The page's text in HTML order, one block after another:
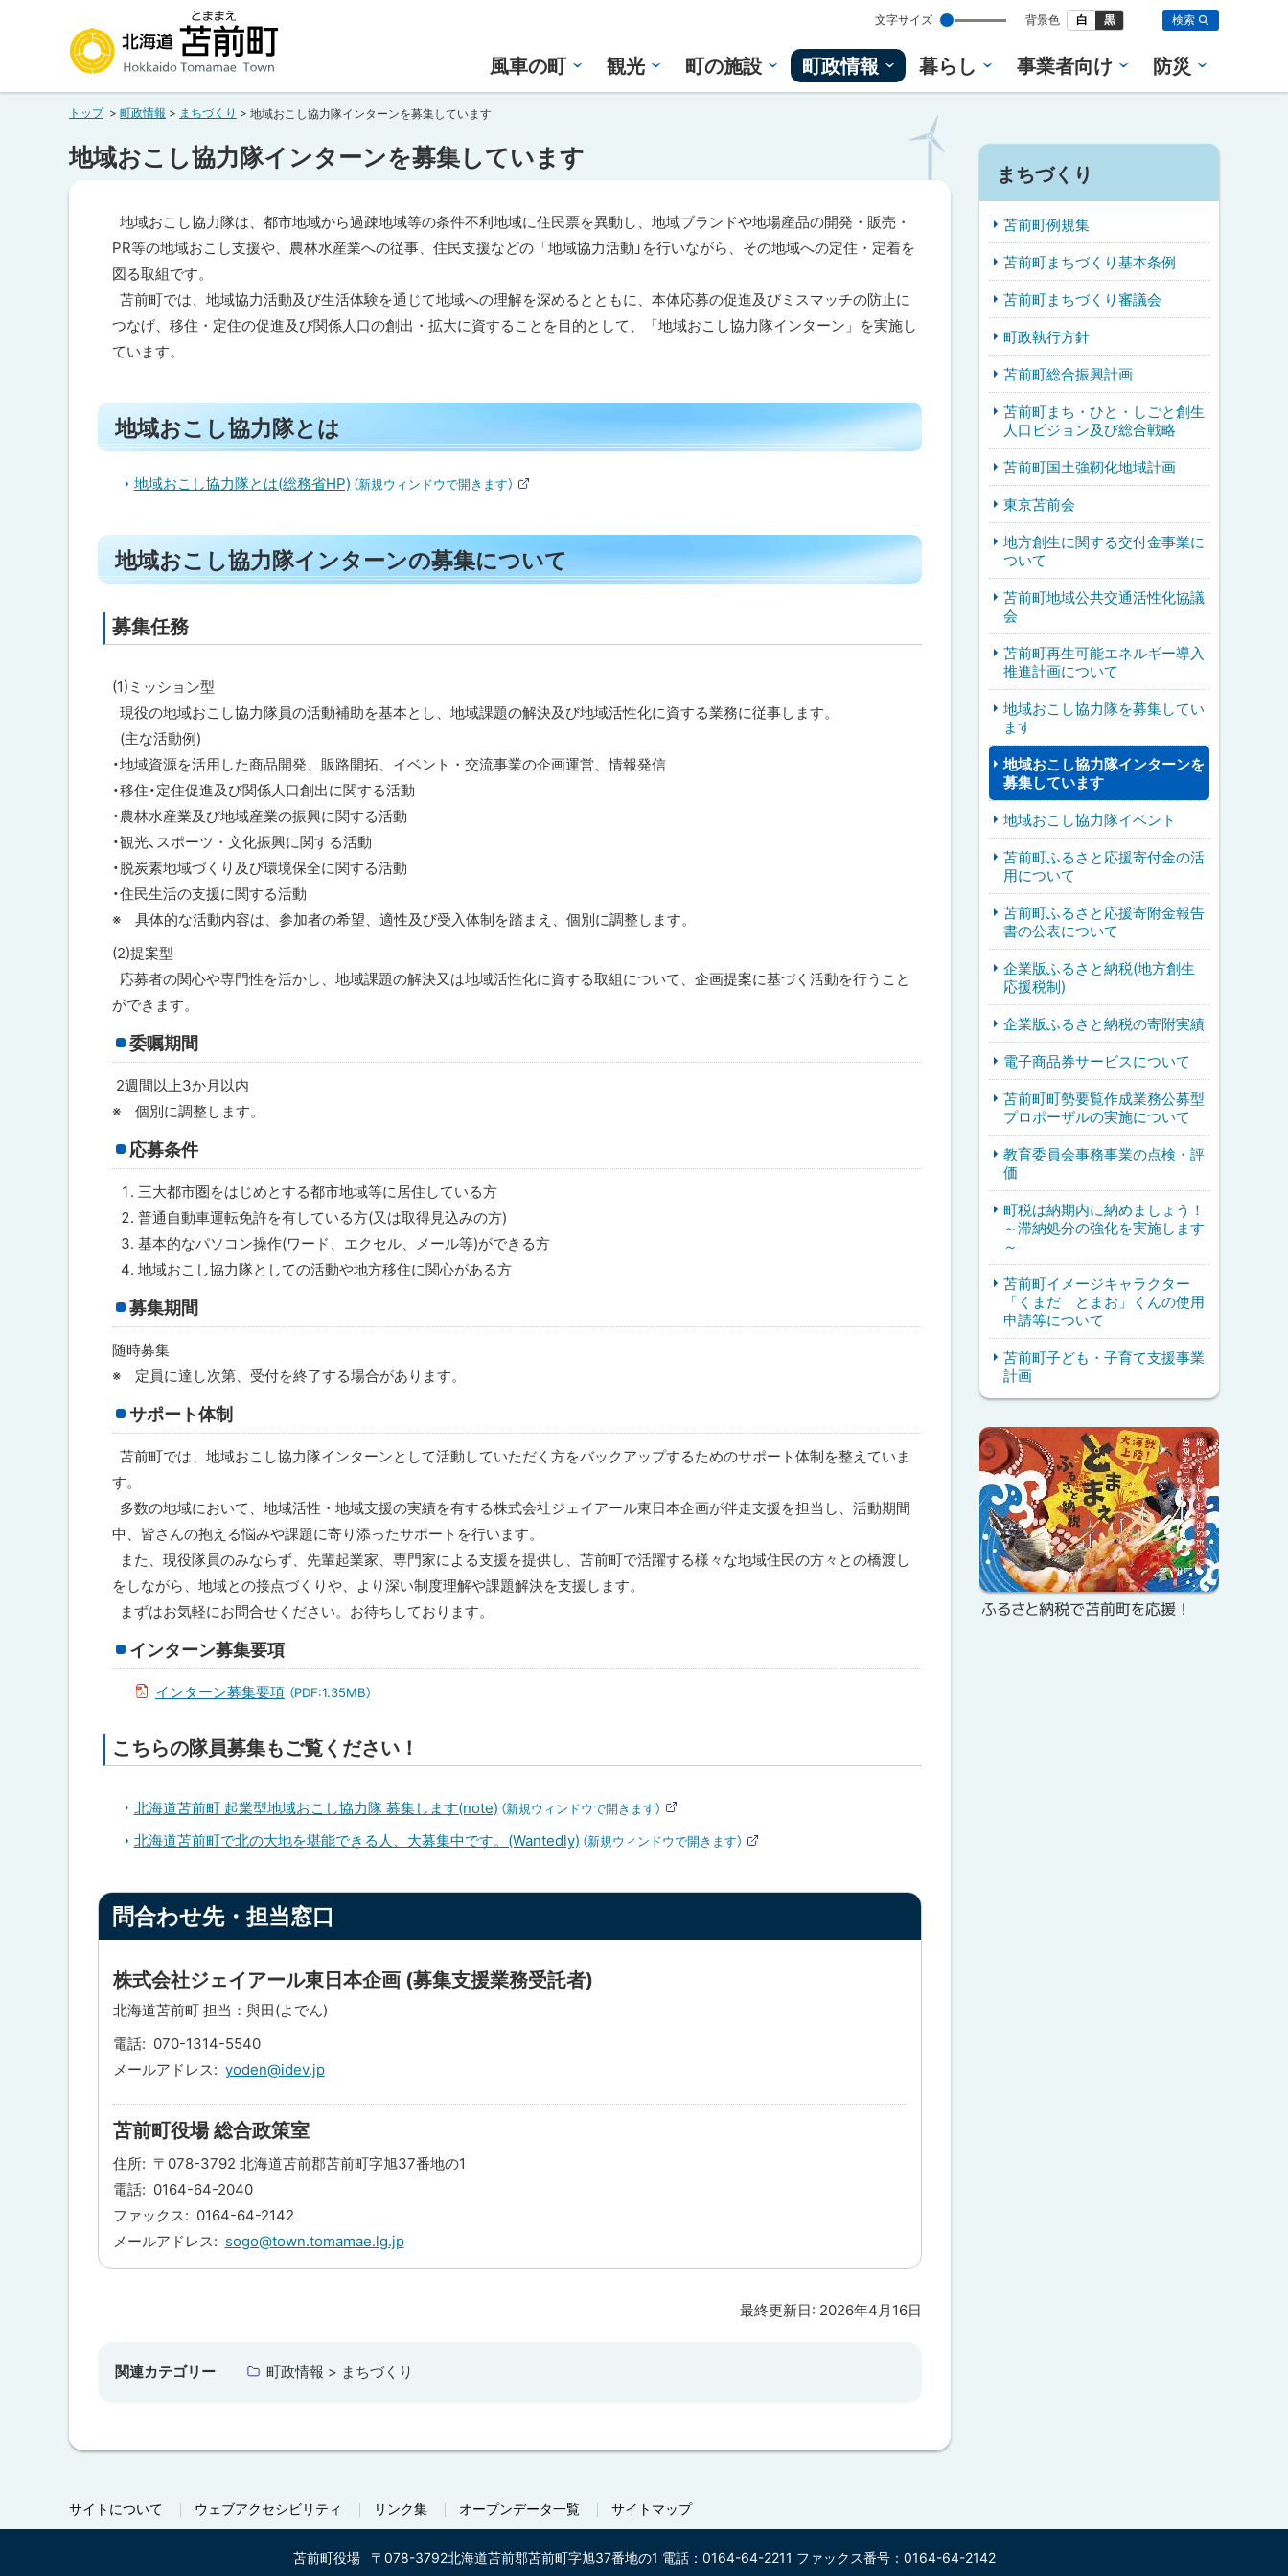
メ
北海道苫前町
Hokkaido Tomamae Town
設
定
文字サイズ 背景色 白 黒 検索
風車の町 観光 町の施設 町政情報 暮らし 事業者向け 防災
トップ 町政情報 まちづくり 地域おこし協力隊インターンを募集しています
地域おこし協力隊インターンを募集しています
地域おこし協力隊は、都市地域から過疎地域等の条件不利地域に住民票を異動し、地域ブランドや地場産品の開発・販売・
PR等の地域おこし支援や、農林水産業への従事、住民支援などの「地域協力活動」を行いながら、その地域への定住・定着を
図る取組です。
苫前町では、地域協力活動及び生活体験を通じて地域への理解を深めるとともに、本体応募の促進及びミスマッチの防止に
つなげ、移住・定住の促進及び関係人口の創出・拡大に資することを目的として、「地域おこし協力隊インターン」を実施し
ています。
ー
内
目
お
し
協
隊
と
地
し
隊
タ
の
集
い
問
せ
担
地域おこし協力隊とは
地域おこし協力隊とは(総務省HP) （新規ウィンドウで開きます）
イ
ト
ト
ッ
プ
に
戻
地域おこし協力隊インターンの募集について
募集任務
(1)ミッション型
現役の地域おこし協力隊員の活動補助を基本とし、地域課題の解決及び地域活性化に資する業務に従事します。
(主な活動例)
・地域資源を活用した商品開発、販路開拓、イベント・交流事業の企画運営、情報発信
・移住・定住促進及び関係人口創出に関する活動
・農林水産業及び地域産業の振興に関する活動
・観光、スポーツ・文化振興に関する活動
・脱炭素地域づくり及び環境保全に関する活動
・住民生活の支援に関する活動
※ 具体的な活動内容は、参加者の希望、適性及び受入体制を踏まえ、個別に調整します。
(2)提案型
応募者の関心や専門性を活かし、地域課題の解決又は地域活性化に資する取組について、企画提案に基づく活動を行うこと
ができます。
委嘱期間
2週間以上3か月以内
※ 個別に調整します。
応募条件
三大都市圏をはじめとする都市地域等に居住している方
普通自動車運転免許を有している方(又は取得見込みの方)
基本的なパソコン操作(ワード、エクセル、メール等)ができる方
地域おこし協力隊としての活動や地方移住に関心がある方
募集期間
随時募集
※ 定員に達し次第、受付を終了する場合があります。
サポート体制
苫前町では、地域おこし協力隊インターンとして活動していただく方をバックアップするためのサポート体制を整えていま
す。
多数の地域において、地域活性・地域支援の実績を有する株式会社ジェイアール東日本企画が伴走支援を担当し、活動期間
中、皆さんの抱える悩みや課題に寄り添ったサポートを行います。
また、現役隊員のみならず、先輩起業家、専門家による支援を提供し、苫前町で活躍する様々な地域住民の方々との橋渡し
をしながら、地域との接点づくりや、より深い制度理解や課題解決を支援します。
まずはお気軽にお問合せください。お待ちしております。
インターン募集要項
インターン募集要項 （PDF:1.35MB）
こちらの隊員募集もご覧ください！
北海道苫前町 起業型地域おこし協力隊 募集します(note) （新規ウィンドウで開きます）
部
サ
北海道苫前町で北の大地を堪能できる人、大募集中です。(Wantedly) （新規ウィンドウで開きます）
イ
ト
ッ
に
戻
問合わせ先・担当窓口
株式会社ジェイアール東日本企画 (募集支援業務受託者)
北海道苫前町 担当：與田(よでん)
電話
070-1314-5540
メールアドレス
yoden@idev.jp
苫前町役場 総合政策室
住所
〒078-3792 北海道苫前郡苫前町字旭37番地の1
電話
0164-64-2040
ファックス
0164-64-2142
メールアドレス
sogo@town.tomamae.lg.jp
プ
最終更新日: 2026年4月16日
関連カテゴリー 町政情報 > まちづくり
まちづくり
苫前町例規集
苫前町まちづくり基本条例
苫前町まちづくり審議会
町政執行方針
苫前町総合振興計画
苫前町まち・ひと・しごと創生
人口ビジョン及び総合戦略
苫前町国土強靭化地域計画
東京苫前会
地方創生に関する交付金事業に
ついて
苫前町地域公共交通活性化協議
会
苫前町再生可能エネルギー導入
推進計画について
地域おこし協力隊を募集してい
ます
地域おこし協力隊インターンを
募集しています
地域おこし協力隊イベント
苫前町ふるさと応援寄付金の活
用について
苫前町ふるさと応援寄附金報告
書の公表について
企業版ふるさと納税(地方創生
応援税制)
企業版ふるさと納税の寄附実績
電子商品券サービスについて
苫前町町勢要覧作成業務公募型
プロポーザルの実施について
教育委員会事務事業の点検・評
価
町税は納期内に納めましょう！
～滞納処分の強化を実施します
～
苫前町イメージキャラクター
「くまだ とまお」くんの使用
申請等について
苫前町子ども・子育て支援事業
計画
サ
イ
ド
・
メ
ニ
ピ
ッ
ク
ア
ッ
プ
ふるさと納税で苫前町を応援！
サイトについて ウェブアクセシビリティ リンク集 オープンデータ一覧 サイトマップ
苫前町役場 〒078-3792北海道苫前郡苫前町字旭37番地の1 電話：0164-64-2211 ファックス番号：0164-64-2142
戻